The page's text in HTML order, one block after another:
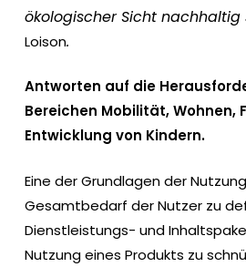
ökologischer Sicht nachhaltig
Loison.
Antworten auf die
Bereichen Mobilität, Wohnen,
Entwicklung von Kindern.
Eine der Grundlagen der
Gesamtbedarf der Nutzer zu
Dienstleistungs- und
Nutzung eines Produkts zu